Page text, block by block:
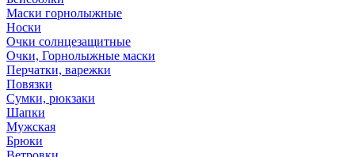
Маски горнолыжные
Носки
Очки солнцезащитные
Очки, Горнолыжные маски
Перчатки, варежки
Повязки
Сумки, рюкзаки
Шапки
Мужская
Брюки